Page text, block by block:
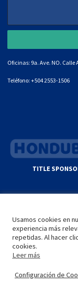
Oficinas: 9a. Ave. NO. Calle
Teléfono: +504 2553-1506
TITLE
INICIO
Usamos cookies en
experiencia más
repetidas. Al hacer
cookies.
Leer más
Configuración de